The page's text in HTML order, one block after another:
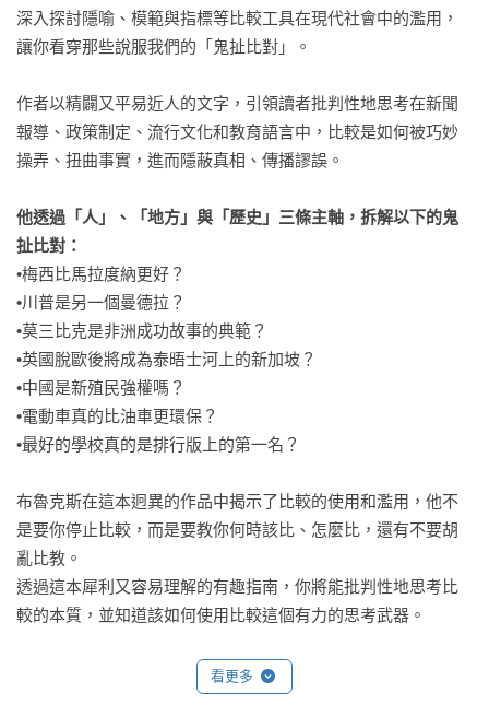
深入探討隱喻、模範與指標等比較工具在現代社會中的濫用，
讓你看穿那些說服我們的「鬼扯比對」。
作者以精闢又平易近人的文字，引領讀者批判性地思考在新聞
報導、政策制定、流行文化和教育語言中，比較是如何被巧妙
操弄、扭曲事實，進而隱蔽真相、傳播謬誤。
他透過「人」、「地方」與「歷史」三條主軸，拆解以下的鬼
扯比對：
•梅西比馬拉度納更好？
•川普是另一個曼德拉？
•莫三比克是非洲成功故事的典範？
•英國脫歐後將成為泰晤士河上的新加坡？
•中國是新殖民強權嗎？
•電動車真的比油車更環保？
•最好的學校真的是排行版上的第一名？
布魯克斯在這本迥異的作品中揭示了比較的使用和濫用，他不
是要你停止比較，而是要教你何時該比、怎麼比，還有不要胡
亂比教。
透過這本犀利又容易理解的有趣指南，你將能批判性地思考比
較的本質，並知道該如何使用比較這個有力的思考武器。
劉珞亦╱法律白話文運動行銷總監
看更多